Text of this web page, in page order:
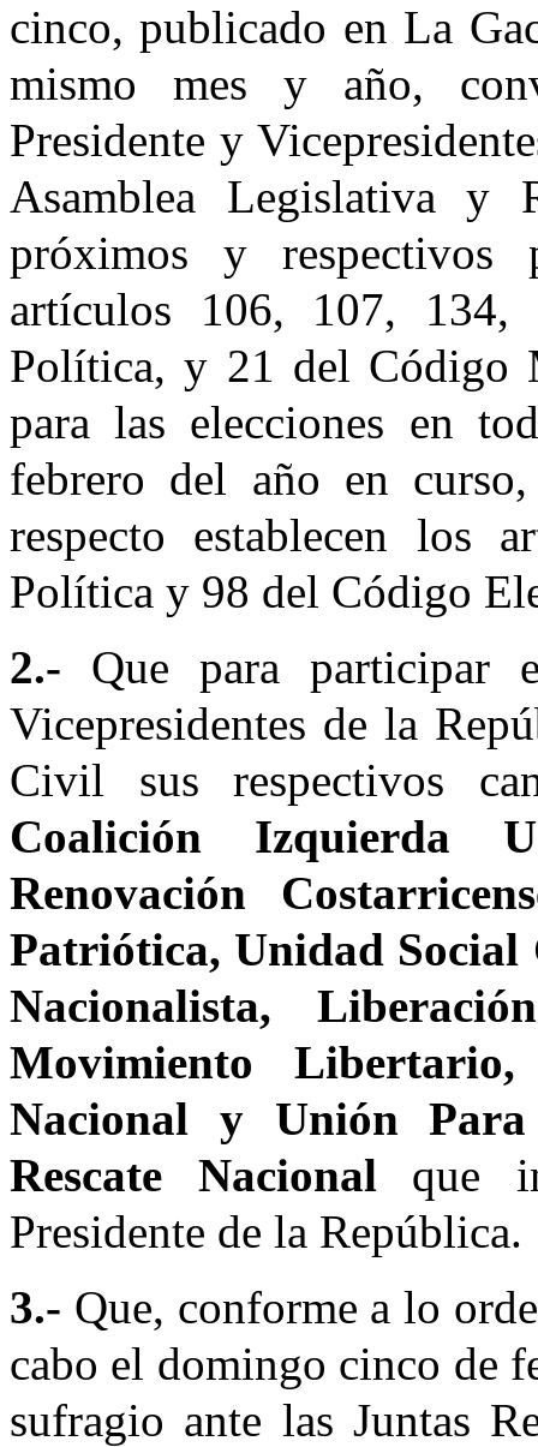
cinco, publicado en La
mismo mes y año,
Presidente y
Asamblea Legislativa y
próximos y respectivos
artículos 106, 107,
Política, y 21 del Código
para las elecciones en
febrero del año en
respecto establecen los
Política y 98 del Código
2.- Que para participar
Vicepresidentes de la
Civil sus respectivos
Coalición Izquierda
Renovación
Patriótica, Unidad
Nacionalista,
Movimiento
Nacional y Unión
Rescate Nacional que
Presidente de la República.
3.- Que, conforme a lo
cabo el domingo cinco de
sufragio ante las Juntas